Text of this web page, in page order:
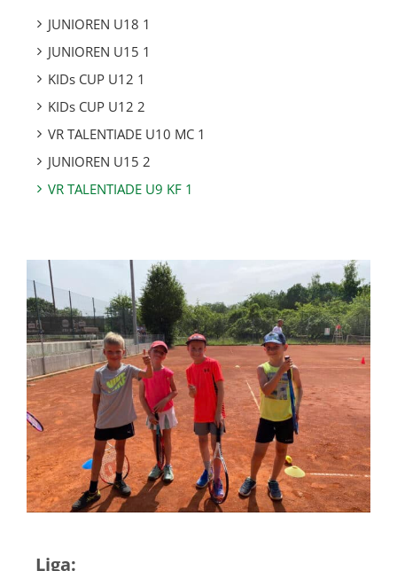
JUNIOREN U18 1
JUNIOREN U15 1
KIDs CUP U12 1
KIDs CUP U12 2
VR TALENTIADE U10 MC 1
JUNIOREN U15 2
VR TALENTIADE U9 KF 1
Liga: